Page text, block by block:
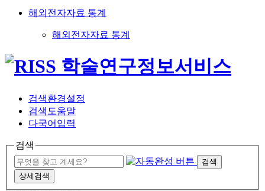
해외전자자료 통계
해외전자자료 통계
검색환경설정
검색도움말
다국어입력
검색
검색
상세검색